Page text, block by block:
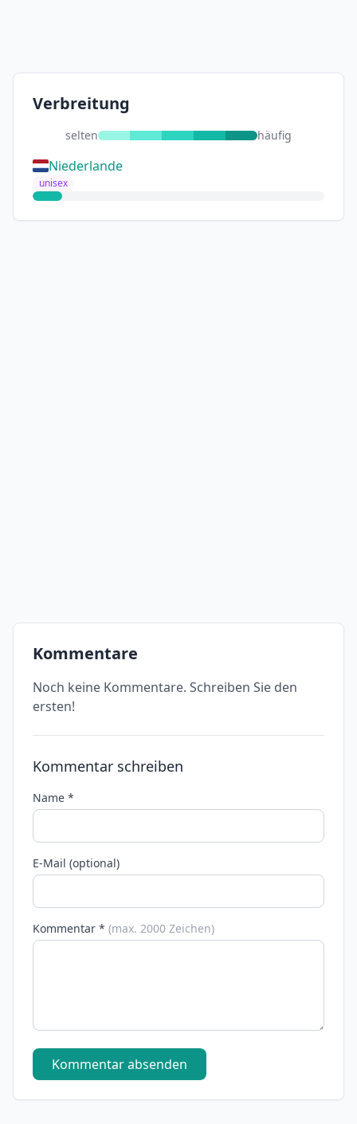
Verbreitung
selten häufig
Niederlande
unisex
Kommentare
Noch keine Kommentare. Schreiben Sie den
ersten!
Kommentar schreiben
Name *
E-Mail (optional)
Kommentar * (max. 2000 Zeichen)
Kommentar absenden